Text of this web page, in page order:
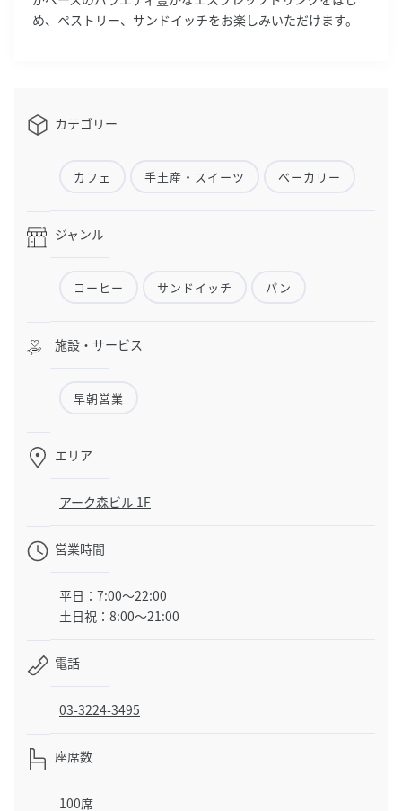
め、ペストリー、サンドイッチをお楽しみいただけます。
カテゴリー
カフェ 手土産・スイーツ ベーカリー
ジャンル
コーヒー サンドイッチ パン
施設・サービス
早朝営業
エリア
アーク森ビル 1F
営業時間
平日：7:00〜22:00
土日祝：8:00〜21:00
電話
03-3224-3495
座席数
100席